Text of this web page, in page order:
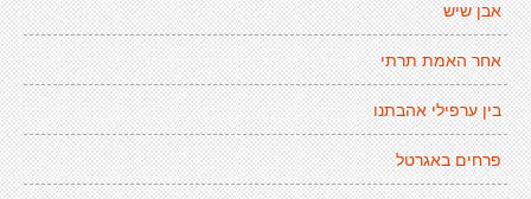
אבן שיש
אחר האמת תרתי
בין ערפילי אהבתנו
פרחים באגרטל